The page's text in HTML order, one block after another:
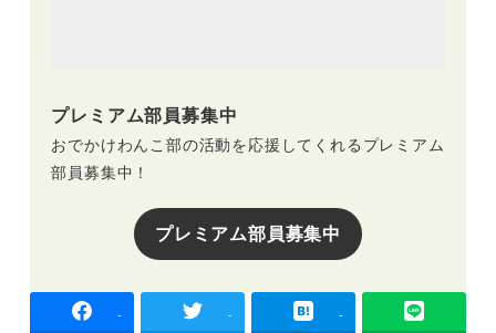
プレミアム部員募集中
おでかけわんこ部の活動を応援してくれるプレミアム
部員募集中！
プレミアム部員募集中
- - -